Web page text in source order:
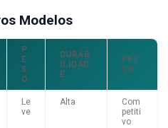
Modelos
P
E
S
O
DURAB
ILIDAD
E
PRE
ÇO
Le
ve
Alta
Com
petiti
vo